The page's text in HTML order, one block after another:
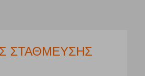
ΣΤΑΘΜΕΥΣΗΣ